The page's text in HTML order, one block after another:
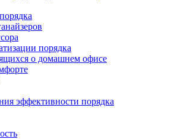
порядка
о домашнем офисе
эффективности порядка